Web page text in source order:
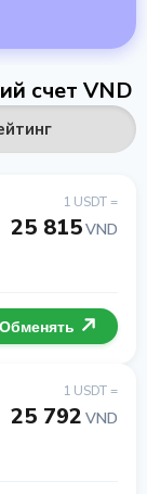
счет VND
1 USDT =
25 815VND
Обменять
1 USDT =
25 792 VND